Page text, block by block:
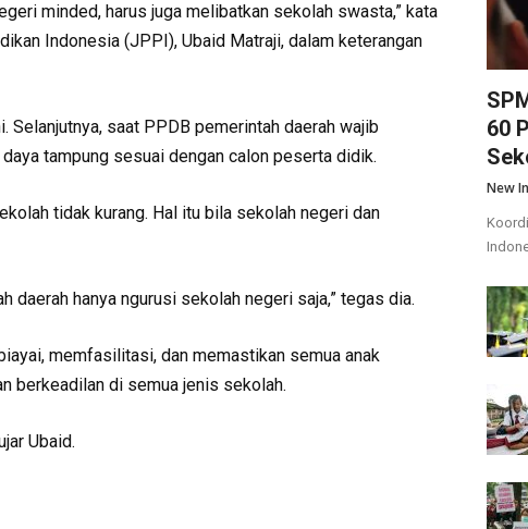
minded, harus juga melibatkan sekolah swasta,” kata
Indonesia (JPPI), Ubaid Matraji, dalam keterangan
saat PPDB pemerintah daerah wajib
tampung sesuai dengan calon peserta didik.
tidak kurang. Hal itu bila sekolah negeri dan
daerah hanya ngurusi sekolah negeri saja,” tegas dia.
memfasilitasi, dan memastikan semua anak
berkeadilan di semua jenis sekolah.
Ubaid.
60
New